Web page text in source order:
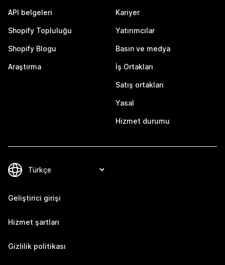
API belgeleri
Shopify Topluluğu
Shopify Blogu
Araştırma
Kariyer
Yatırımcılar
Basın ve medya
İş Ortakları
Satış ortakları
Yasal
Hizmet durumu
Geliştirici girişi
Hizmet şartları
Gizlilik politikası